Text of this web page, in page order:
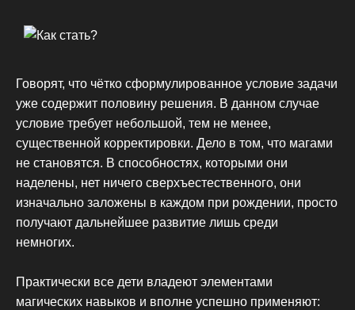
Говорят, что чётко сформулированное условие задачи
уже содержит половину решения. В данном случае
условие требует небольшой, тем не менее,
существенной корректировки. Дело в том, что магами
не становятся. В способностях, которыми они
наделены, нет ничего сверхъестественного, они
изначально заложены в каждом при рождении, просто
получают дальнейшее развитие лишь среди
немногих.
Практически все дети владеют элементами
магических навыков и вполне успешно применяют: